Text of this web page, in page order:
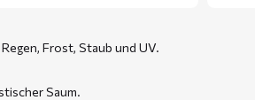
Frost, Staub und UV.
Saum.